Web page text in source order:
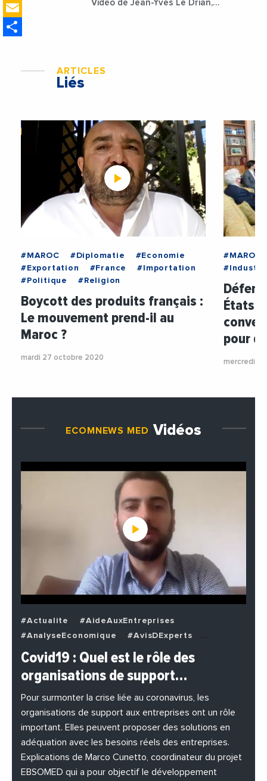
Vidéo de Jean-Yves Le Drian,
ARTICLES
Liés
#MAROC #Diplomatie
#Economie
#Exportation
#France
#Importation
#Politique
#Religion
Boycott des produits français :
Le mouvement prend-il au
Maroc ?
mardi 27 octobre 2020
#MAROC
États-
pour
mercredi 7
ECOMNEWS MED Vidéos
#Actualite
#AideAuxEntreprises
#AnalyseEconomique
#AvisDExperts
#BuzzNews
#Decideurs
#EchangesMediterraneens
#Economie
#EnDirectDe
#Entreprises
#Institutions
#PhotosEtVideos
Covid19 : Quel est le rôle des
organisations de support…
Pour surmonter la crise liée au coronavirus, les
organisations de support aux entreprises ont un rôle
important. Elles peuvent proposer des solutions en
adéquation avec les besoins réels des entreprises.
Explications de Marco Cunetto, coordinateur du projet
EBSOMED qui a pour objectif le développement